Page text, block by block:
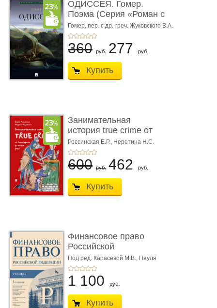
ОДИССЕЯ. Гомер.
Поэма (Серия «Роман с
книгой»)
Гомер, пер. с др.-греч. Жуковского В.А.
360 руб. 277 руб.
Купить
Занимательная
история true crime от
Гиппократа до � ...
Россинская Е.Р., Неретина Н.С.
600 руб. 462 руб.
Купить
Финансовое право
Российской
Федерации. 5-е изд�
...
Под ред. Карасевой М.В., Пауля
А.Г., Красюкова А.В.
1 100 руб.
Купить